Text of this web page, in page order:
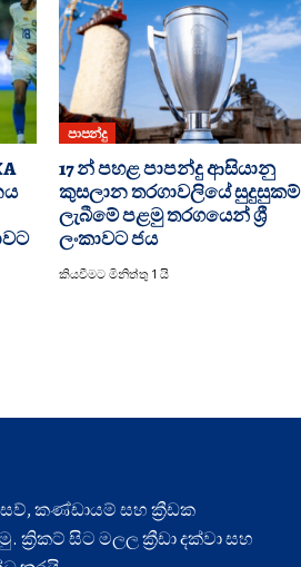
පාපන්දු
17 න් පහළ පාපන්දු ආසියානු
කුසලාන තරගාවලියේ සුදුසුකම්
ලැබීමේ පළමු තරගයෙන් ශ්‍රී
ලංකාවට ජය
කියවීමට මිනිත්තු 1 යි
ඉසව්, කණ්ඩායම් සහ ක්‍රීඩක
සිට මලල ක්‍රීඩා දක්වා සහ